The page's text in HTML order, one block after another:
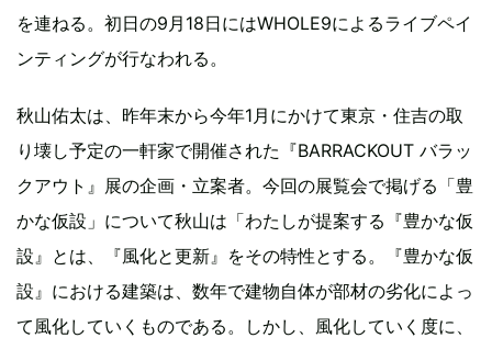
を連ねる。初日の9月18日にはWHOLE9によるライブペイ
ンティングが行なわれる。
秋山佑太は、昨年末から今年1月にかけて東京・住吉の取
り壊し予定の一軒家で開催された『BARRACKOUT バラッ
クアウト』展の企画・立案者。今回の展覧会で掲げる「豊
かな仮設」について秋山は「わたしが提案する『豊かな仮
設』とは、『風化と更新』をその特性とする。『豊かな仮
設』における建築は、数年で建物自体が部材の劣化によっ
て風化していくものである。しかし、風化していく度に、